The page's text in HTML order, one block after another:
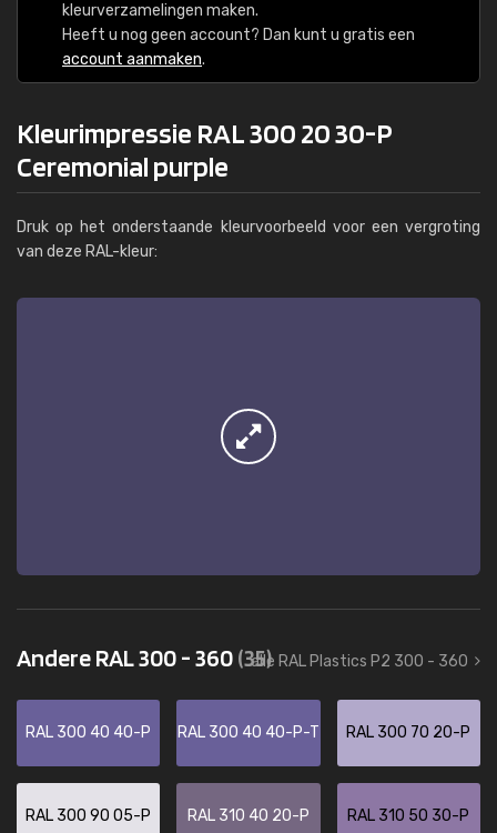
kleurverzamelingen maken.
Heeft u nog geen account? Dan kunt u gratis een
account aanmaken.
Kleurimpressie RAL 300 20 30-P
Ceremonial purple
Druk op het onderstaande kleurvoorbeeld voor een vergroting
van deze RAL-kleur:
Andere RAL 300 - 360(35)
alle RAL Plastics P2 300 - 360
RAL 300 40 40-P RAL 300 40 40-P-T RAL 300 70 20-P
RAL 300 90 05-P RAL 310 40 20-P RAL 310 50 30-P